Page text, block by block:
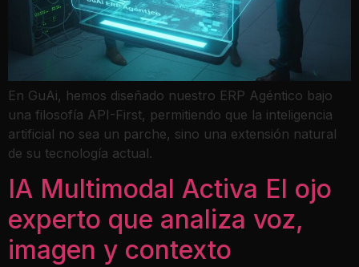
En GuAi, hemos diseñado nuestro ERP Agéntico bajo
una filosofía API-First, permitiendo que la inteligencia
artificial no sea un parche, sino una extensión natural
de su tecnología actual.
IA Multimodal Activa El ojo
experto que analiza voz,
imagen y contexto